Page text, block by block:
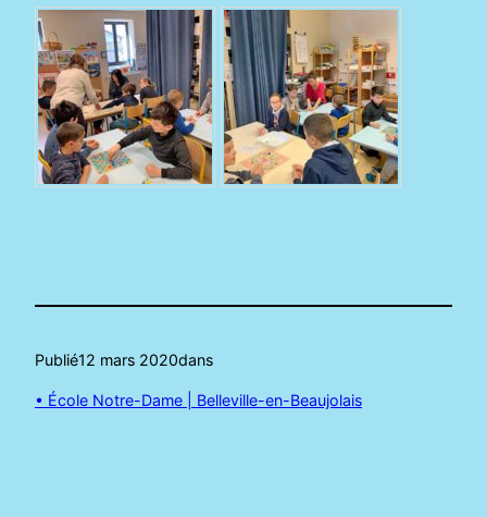
Publié12 mars 2020dans
• École Notre-Dame | Belleville-en-Beaujolais